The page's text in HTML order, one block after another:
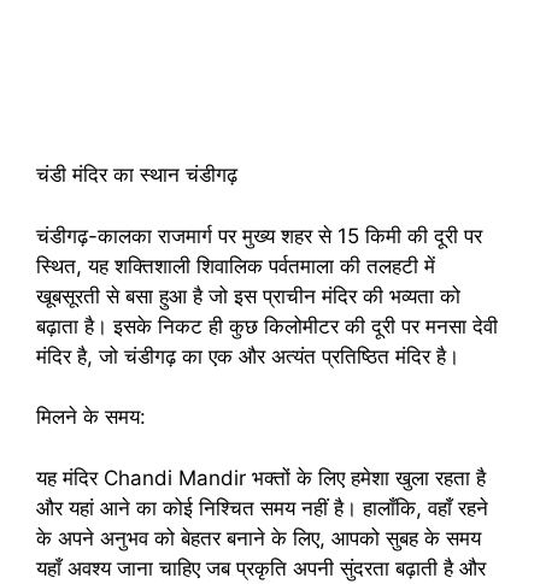
चंडी मंदिर का स्थान चंडीगढ़
चंडीगढ़-कालका राजमार्ग पर मुख्य शहर से 15 किमी की दूरी पर
स्थित, यह शक्तिशाली शिवालिक पर्वतमाला की तलहटी में
खूबसूरती से बसा हुआ है जो इस प्राचीन मंदिर की भव्यता को
बढ़ाता है। इसके निकट ही कुछ किलोमीटर की दूरी पर मनसा देवी
मंदिर है, जो चंडीगढ़ का एक और अत्यंत प्रतिष्ठित मंदिर है।
मिलने के समय:
यह मंदिर Chandi Mandir भक्तों के लिए हमेशा खुला रहता है
और यहां आने का कोई निश्चित समय नहीं है। हालाँकि, वहाँ रहने
के अपने अनुभव को बेहतर बनाने के लिए, आपको सुबह के समय
यहाँ अवश्य जाना चाहिए जब प्रकृति अपनी सुंदरता बढ़ाती है और